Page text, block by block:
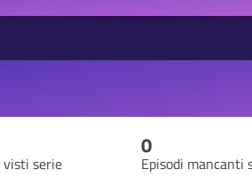
visti serie
0
Episodi mancanti